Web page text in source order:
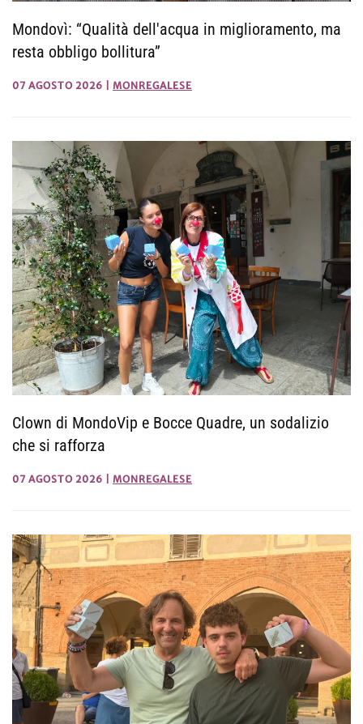
Mondovì: “Qualità dell'acqua in miglioramento, ma
resta obbligo bollitura”
07 AGOSTO 2026 MONREGALESE
Clown di MondoVip e Bocce Quadre, un sodalizio
che si rafforza
07 AGOSTO 2026 MONREGALESE